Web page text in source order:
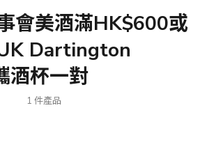
會美酒滿HK$600或
Dartington
酒杯一對
1 件產品
序